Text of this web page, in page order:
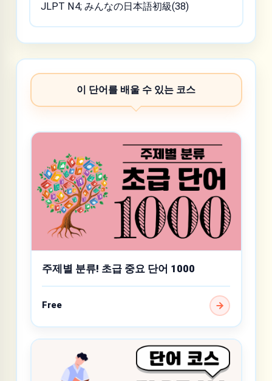
JLPT N4; みんなの日本語初級(38)
이 단어를 배울 수 있는 코스
주제별 분류! 초급 중요 단어 1000
Free